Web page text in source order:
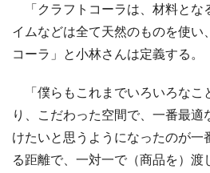
「クラフトコーラは、材料とな
イムなどは全て天然のものを使い
コーラ」と小林さんは定義する。
「僕らもこれまでいろいろなこ
り、こだわった空間で、一番最
けたいと思うようになったのが一
る距離で、一対一で（商品を）